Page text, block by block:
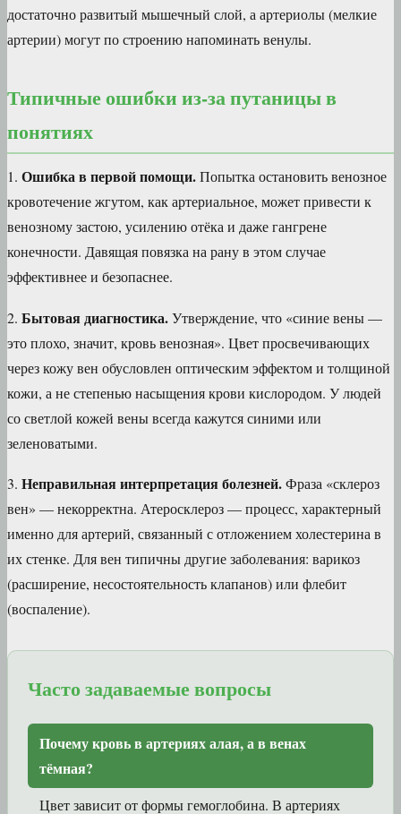
достаточно развитый мышечный слой, а артериолы (мелкие
артерии) могут по строению напоминать венулы.
Типичные ошибки из-за путаницы в
понятиях
1. Ошибка в первой помощи.Попытка остановить венозное
кровотечение жгутом, как артериальное, может привести к
венозному застою, усилению отёка и даже гангрене
конечности. Давящая повязка на рану в этом случае
эффективнее и безопаснее.
2. Бытовая диагностика.Утверждение, что «синие вены —
это плохо, значит, кровь венозная». Цвет просвечивающих
через кожу вен обусловлен оптическим эффектом и толщиной
кожи, а не степенью насыщения крови кислородом. У людей
со светлой кожей вены всегда кажутся синими или
зеленоватыми.
3. Неправильная интерпретация болезней.Фраза «склероз
вен» — некорректна. Атеросклероз — процесс, характерный
именно для артерий, связанный с отложением холестерина в
их стенке. Для вен типичны другие заболевания: варикоз
(расширение, несостоятельность клапанов) или флебит
(воспаление).
Часто задаваемые вопросы
Почему кровь в артериях алая, а в венах
тёмная?
Цвет зависит от формы гемоглобина. В артериях